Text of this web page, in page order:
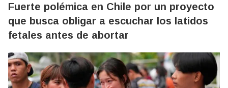
Fuerte polémica en Chile por un proyecto
que busca obligar a escuchar los latidos
fetales antes de abortar